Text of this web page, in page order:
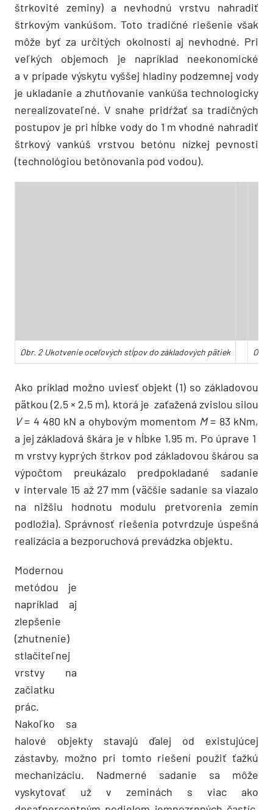
štrkovité zeminy) a nevhodnú vrstvu nahradiť
štrkovým vankúšom. Toto tradičné riešenie však
môže byť za určitých okolností aj nevhodné. Pri
veľkých objemoch je napríklad neekonomické
a v prípade výskytu vyššej hladiny podzemnej vody
je ukladanie a zhutňovanie vankúša technologicky
nerealizovateľné. V snahe pridŕžať sa tradičných
postupov je pri hĺbke vody do 1 m vhodné nahradiť
štrkový vankúš vrstvou betónu nízkej pevnosti
(technológiou betónovania pod vodou).
Obr. 2 Ukotvenie oceľových stĺpov do základových pätiek Obr.
Ako príklad možno uviesť objekt (1) so základovou
pätkou (2,5 × 2,5 m), ktorá je zaťažená zvislou silou
V= 4 480 kN a ohybovým momentom M= 83 kNm,
a jej základová škára je v hĺbke 1,95 m. Po úprave 1
m vrstvy kyprých štrkov pod základovou škárou sa
výpočtom preukázalo predpokladané sadanie
v intervale 15 až 27 mm (väčšie sadanie sa viazalo
na nižšiu hodnotu modulu pretvorenia zemín
podložia). Správnosť riešenia potvrdzuje úspešná
realizácia a bezporuchová prevádzka objektu.
Modernou
metódou je
napríklad aj
zlepšenie
(zhutnenie)
stlačiteľnej
vrstvy na
začiatku
prác.
Nakoľko sa
halové objekty stavajú ďalej od existujúcej
zástavby, možno pri tomto riešení použiť ťažkú
mechanizáciu. Nadmerné sadanie sa môže
vyskytovať už v zeminách s viac ako